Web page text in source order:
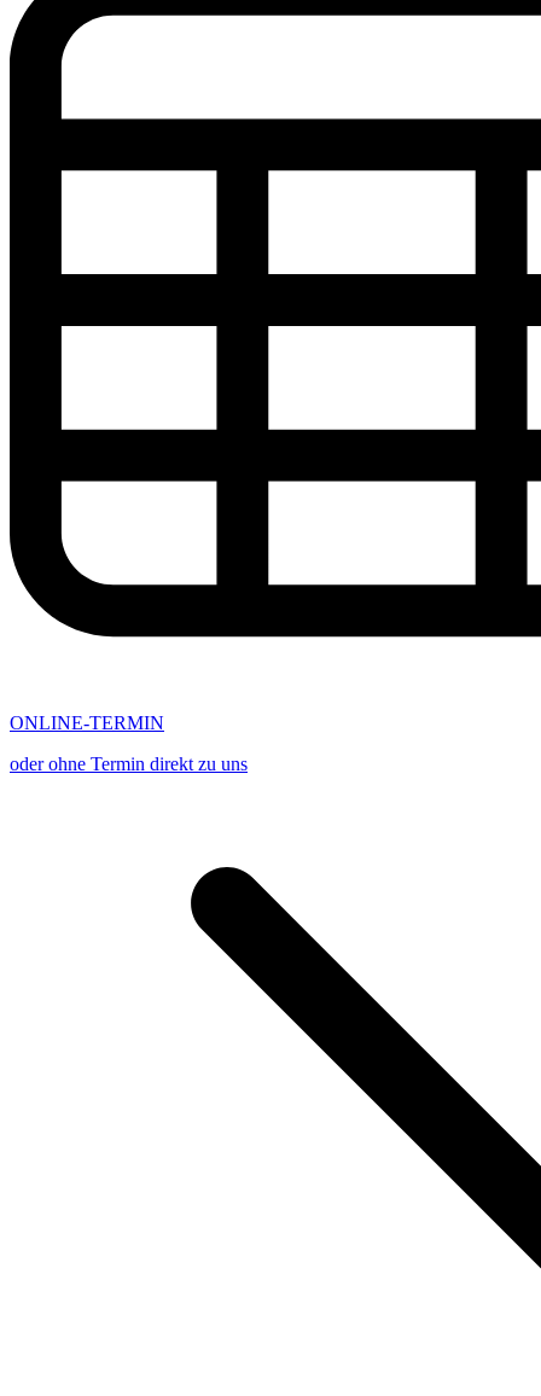
ONLINE-TERMIN
oder ohne Termin direkt zu uns